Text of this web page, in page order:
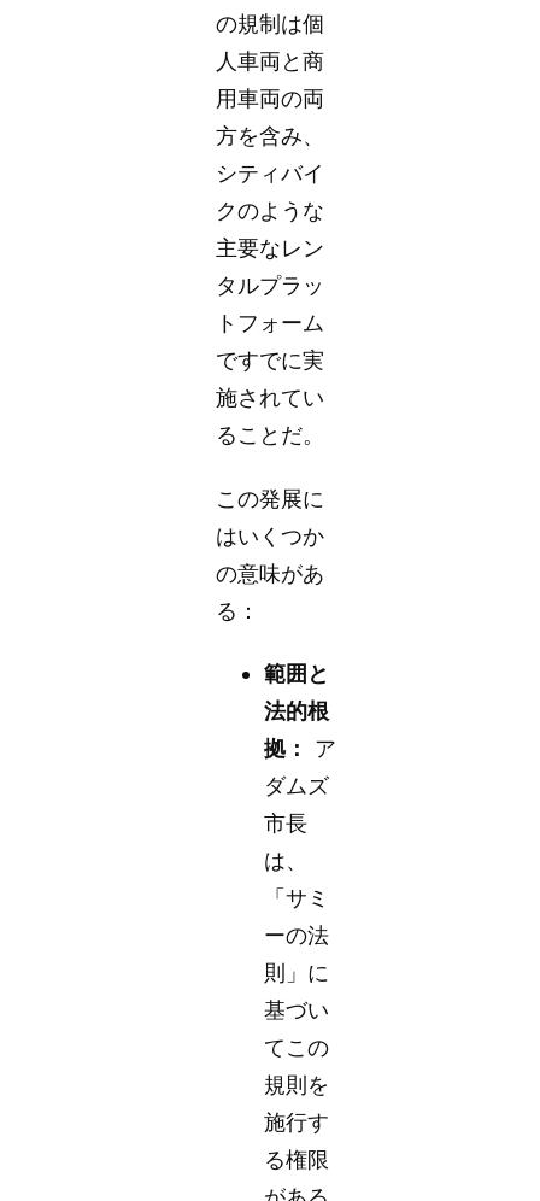
の規制は個
人車両と商
用車両の両
方を含み、
シティバイ
クのような
主要なレン
タルプラッ
トフォーム
ですでに実
施されてい
ることだ。
この発展に
はいくつか
の意味があ
る：
範囲と
法的根
拠：
ア
ダムズ
市長
は、
「サミ
ーの法
則」に
基づい
てこの
規則を
施行す
る権限